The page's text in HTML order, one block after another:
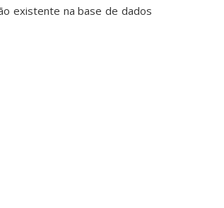
existente na base de dados